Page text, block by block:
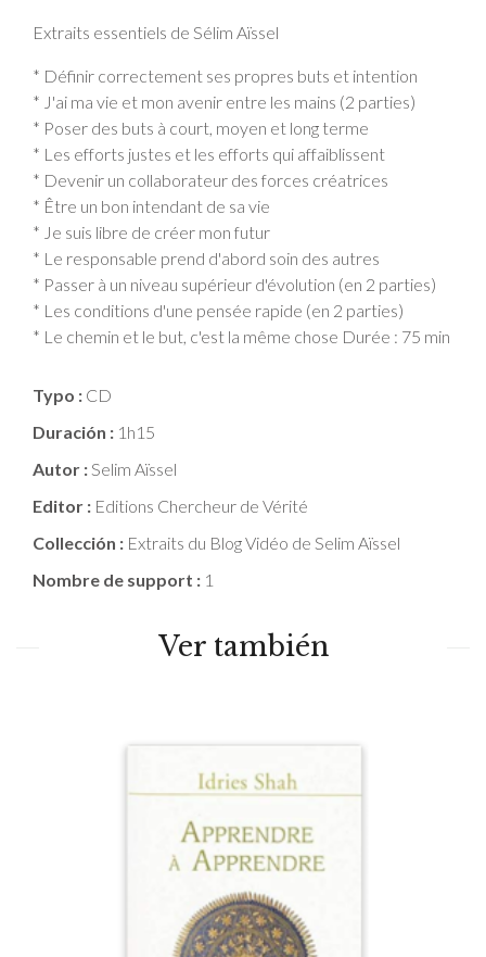
Extraits essentiels de Sélim Aïssel
* Définir correctement ses propres buts et intention
* J'ai ma vie et mon avenir entre les mains (2 parties)
* Poser des buts à court, moyen et long terme
* Les efforts justes et les efforts qui affaiblissent
* Devenir un collaborateur des forces créatrices
* Être un bon intendant de sa vie
* Je suis libre de créer mon futur
* Le responsable prend d'abord soin des autres
* Passer à un niveau supérieur d'évolution (en 2 parties)
* Les conditions d'une pensée rapide (en 2 parties)
* Le chemin et le but, c'est la même chose Durée : 75 min
Typo : CD
Duración : 1h15
Autor :Selim Aïssel
Editor : Editions Chercheur de Vérité
Collección : Extraits du Blog Vidéo de Selim Aïssel
Nombre de support : 1
Ver también